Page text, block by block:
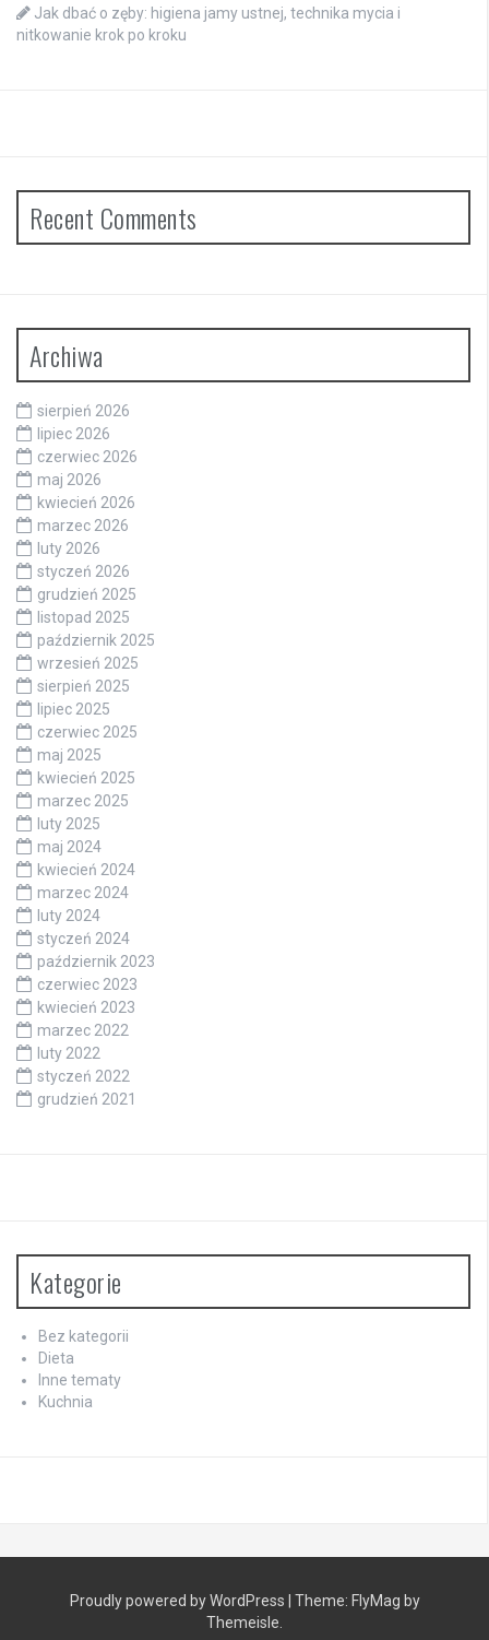
Jak dbać o zęby: higiena jamy ustnej, technika mycia i
nitkowanie krok po kroku
Recent Comments
Archiwa
sierpień 2026
lipiec 2026
czerwiec 2026
maj 2026
kwiecień 2026
marzec 2026
luty 2026
styczeń 2026
grudzień 2025
listopad 2025
październik 2025
wrzesień 2025
sierpień 2025
lipiec 2025
czerwiec 2025
maj 2025
kwiecień 2025
marzec 2025
luty 2025
maj 2024
kwiecień 2024
marzec 2024
luty 2024
styczeń 2024
październik 2023
czerwiec 2023
kwiecień 2023
marzec 2022
luty 2022
styczeń 2022
grudzień 2021
Kategorie
Bez kategorii
Dieta
Inne tematy
Kuchnia
Proudly powered by WordPress Theme: FlyMag by
Themeisle.